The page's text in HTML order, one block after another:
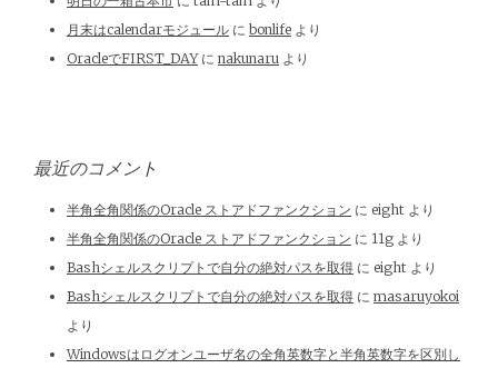
月末はcalendarモジュール に bonlife より
OracleでFIRST_DAYに nakunaru より
最近のコメント
半角全角関係のOracle ストアドファンクション に eight より
半角全角関係のOracle ストアドファンクション に 11g より
Bashシェルスクリプトで自分の絶対パスを取得 に eight より
Bashシェルスクリプトで自分の絶対パスを取得 に masaruyokoi
より
Windowsはログオンユーザ名の全角英数字と半角英数字を区別し